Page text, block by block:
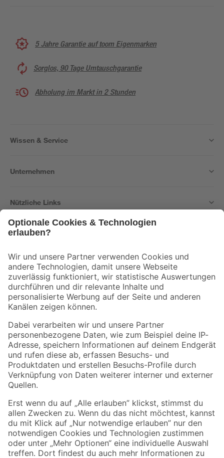
5 Jahre Garantie auf toom Eigenmarken
Sorglos, 90 Tage Umtauschgarantie
Abholung im Markt in 2 Stunden
Wissen & Service
Unternehmen
Nützliche Links
Der toom Newsletter: Keine Angebote und Aktionen mehr verpassen!
Zur Newsletter Anmeldung
Folge uns
Zahlungsarten Versandarten
Sicher einkaufen
Jetzt die toom-App herunterladen